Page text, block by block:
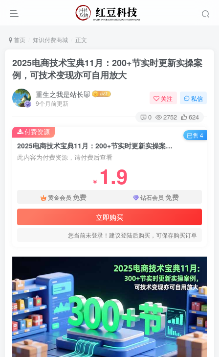
首页 知识付费商城 正文
2025电商技术宝典11月：200+节实时更新实操案
例，可技术变现亦可自用放大
重生之我是站长🐷
9个月前更新
关注 私信
0 2752 624
2025电商技术宝典11月：200+节实时更新实操案例，可技术变现亦可自用放大
此内容为付费资源，请付费后查看
￥ 1.9
黄金会员 免费 钻石会员 免费
立即购买
您当前未登录！建议登陆后购买，可保存购买订单
付费资源 已售 4